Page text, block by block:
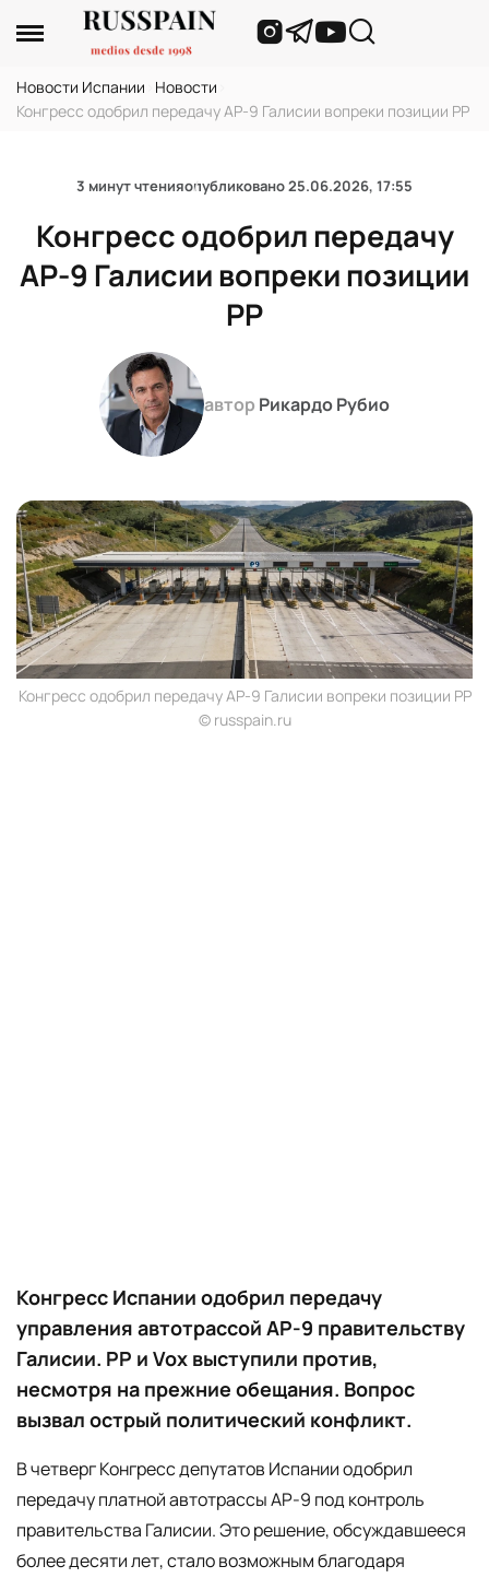
Новости Испании Новости
Конгресс одобрил передачу AP-9 Галисии вопреки позиции PP
3 минут чтенияопубликовано25.06.2026, 17:55
Конгресс одобрил передачу
AP-9 Галисии вопреки позиции
PP
автор Рикардо Рубио
Конгресс одобрил передачу AP-9 Галисии вопреки позиции PP
© russpain.ru
Конгресс Испании одобрил передачу
управления автотрассой AP-9 правительству
Галисии. PP и Vox выступили против,
несмотря на прежние обещания. Вопрос
вызвал острый политический конфликт.
В четверг Конгресс депутатов Испании одобрил
передачу платной автотрассы AP-9 под контроль
правительства Галисии. Это решение, обсуждавшееся
более десяти лет, стало возможным благодаря